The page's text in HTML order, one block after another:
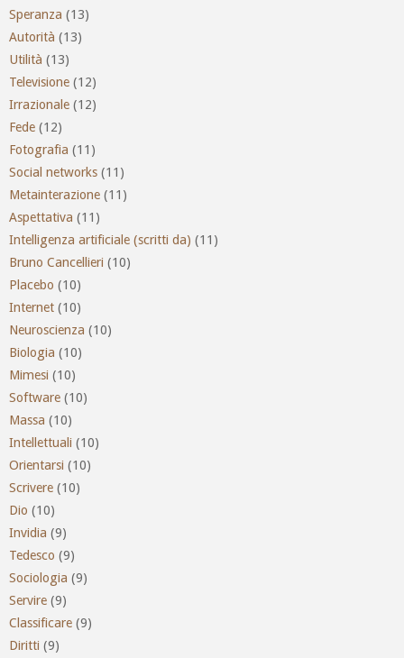
Speranza (13)
Autorità (13)
Utilità (13)
Televisione (12)
Irrazionale (12)
Fede (12)
Fotografia (11)
Social networks (11)
Metainterazione (11)
Aspettativa (11)
Intelligenza artificiale (scritti da) (11)
Bruno Cancellieri (10)
Placebo (10)
Internet (10)
Neuroscienza (10)
Biologia (10)
Mimesi (10)
Software (10)
Massa (10)
Intellettuali (10)
Orientarsi (10)
Scrivere (10)
Dio (10)
Invidia (9)
Tedesco (9)
Sociologia (9)
Servire (9)
Classificare (9)
Diritti (9)